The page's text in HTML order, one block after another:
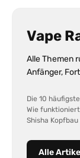
Vape
Alle Themen
Anfänger,
Die 10
Wie
Shisha
Alle